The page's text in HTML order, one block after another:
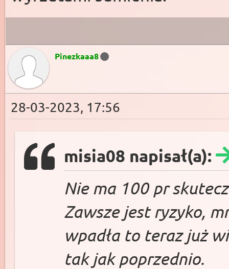
Pinezkaaa8
28-03-2023, 17:56
misia08 napisał(a):
Nie ma 100 pr
Zawsze jest ryzyko,
wpadła to teraz już
tak jak poprzednio.